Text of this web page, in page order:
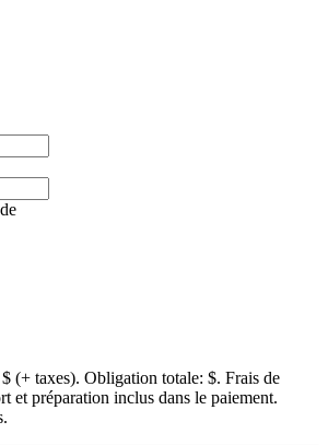
$ (+ taxes). Obligation totale: $. Frais de
et préparation inclus dans le paiement.